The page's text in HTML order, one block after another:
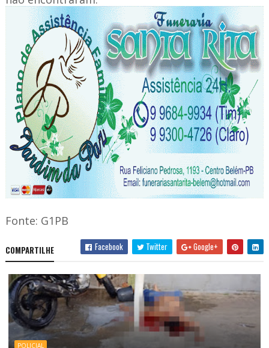
Fonte: G1PB
COMPARTILHE Facebook Twitter Google+
POLICIAL